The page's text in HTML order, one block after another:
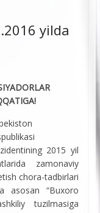
yilda
2015 yil
zamonaviy
chora-tadbirlari
asosan “Buxoro
tuzilmasiga